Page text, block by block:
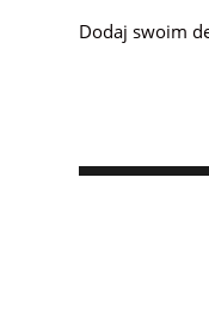
Dodaj swoim